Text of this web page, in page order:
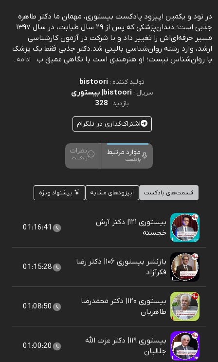
در نود و یکمین اپیزود پادکست بیستوری، مهمان ما دکتر طاهره
جذبی است؛ دندان‌پزشکی که پس از ۲۹ سال طبابت، در سال ۱۳۹۷
مسیر حرفه‌ای‌اش را تغییر داد و با شرکت در آزمون کارشناسی
ارشد، وارد رشته روان‌شناسی بالینی شد.دکتر جذبی فقط یک پزشک
یا روان‌شناس نیست؛ او هنرمندی است با نگاهی عمیق ب
ادامه...
تولید کننده : bistoori
سریال : bistoori| بیستوری
بازدید : 328
اشتراک‌گذاری در تلگرام
موارد مرتبط
پادکست
نظرات
پادکست
قسمت‌های پادکست اپیزودهای مشابه پیشنهاد ویژه
بیستوری ۱۲۱| دکتر آرش
خجسته
01:16:41
بازنشر بیستوری ۱۰۶| دکتر رضا
فکرآزاد
01:15:28
بیستوری ۱۲۰| دکتر محمدرضا
طاهریان
01:08:50
بیستوری ۱۱۹| دکتر عزت الله
جلالیان
01:00:20